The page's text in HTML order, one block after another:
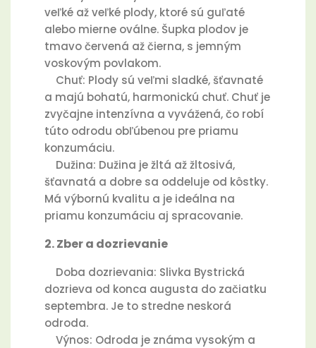
veľké až veľké plody, ktoré sú guľaté
alebo mierne oválne. Šupka plodov je
tmavo červená až čierna, s jemným
voskovým povlakom.
Chuť: Plody sú veľmi sladké, šťavnaté
a majú bohatú, harmonickú chuť. Chuť je
zvyčajne intenzívna a vyvážená, čo robí
túto odrodu obľúbenou pre priamu
konzumáciu.
Dužina: Dužina je žltá až žltosivá,
šťavnatá a dobre sa oddeluje od kôstky.
Má výbornú kvalitu a je ideálna na
priamu konzumáciu aj spracovanie.
2. Zber a dozrievanie
Doba dozrievania: Slivka Bystrická
dozrieva od konca augusta do začiatku
septembra. Je to stredne neskorá
odroda.
Výnos: Odroda je známa vysokým a